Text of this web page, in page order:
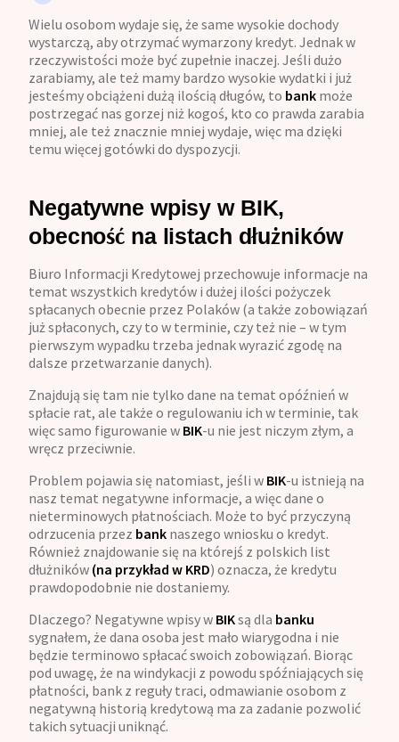
Wielu osobom wydaje się, że same wysokie dochody
wystarczą, aby otrzymać wymarzony kredyt. Jednak w
rzeczywistości może być zupełnie inaczej. Jeśli dużo
zarabiamy, ale też mamy bardzo wysokie wydatki i już
jesteśmy obciążeni dużą ilością długów, to bank może
postrzegać nas gorzej niż kogoś, kto co prawda zarabia
mniej, ale też znacznie mniej wydaje, więc ma dzięki
temu więcej gotówki do dyspozycji.
Negatywne wpisy w BIK,
obecność na listach dłużników
Biuro Informacji Kredytowej przechowuje informacje na
temat wszystkich kredytów i dużej ilości pożyczek
spłacanych obecnie przez Polaków (a także zobowiązań
już spłaconych, czy to w terminie, czy też nie – w tym
pierwszym wypadku trzeba jednak wyrazić zgodę na
dalsze przetwarzanie danych).
Znajdują się tam nie tylko dane na temat opóźnień w
spłacie rat, ale także o regulowaniu ich w terminie, tak
więc samo figurowanie w BIK-u nie jest niczym złym, a
wręcz przeciwnie.
Problem pojawia się natomiast, jeśli w BIK-u istnieją na
nasz temat negatywne informacje, a więc dane o
nieterminowych płatnościach. Może to być przyczyną
odrzucenia przez bank naszego wniosku o kredyt.
Również znajdowanie się na którejś z polskich list
dłużników (na przykład w KRD) oznacza, że kredytu
prawdopodobnie nie dostaniemy.
Dlaczego? Negatywne wpisy w BIKsą dla banku
sygnałem, że dana osoba jest mało wiarygodna i nie
będzie terminowo spłacać swoich zobowiązań. Biorąc
pod uwagę, że na windykacji z powodu spóźniających się
płatności, bank z reguły traci, odmawianie osobom z
negatywną historią kredytową ma za zadanie pozwolić
takich sytuacji uniknąć.